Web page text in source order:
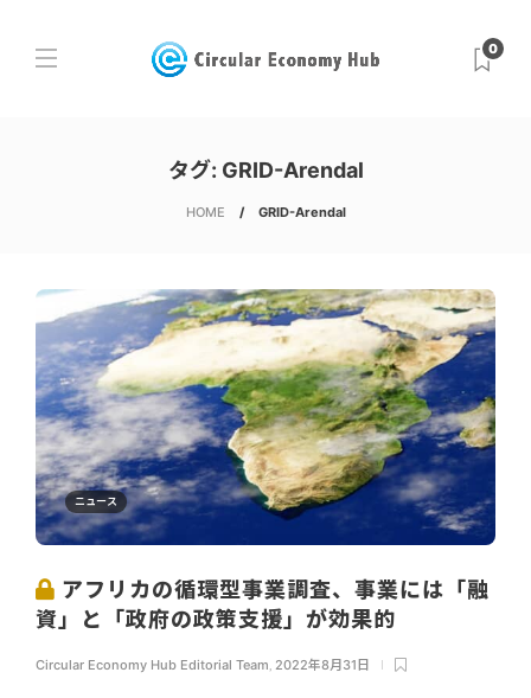
0
タグ: GRID-Arendal
HOME GRID-Arendal
ニュース
アフリカの循環型事業調査、事業には「融
資」と「政府の政策支援」が効果的
Circular Economy Hub Editorial Team 2022年8月31日